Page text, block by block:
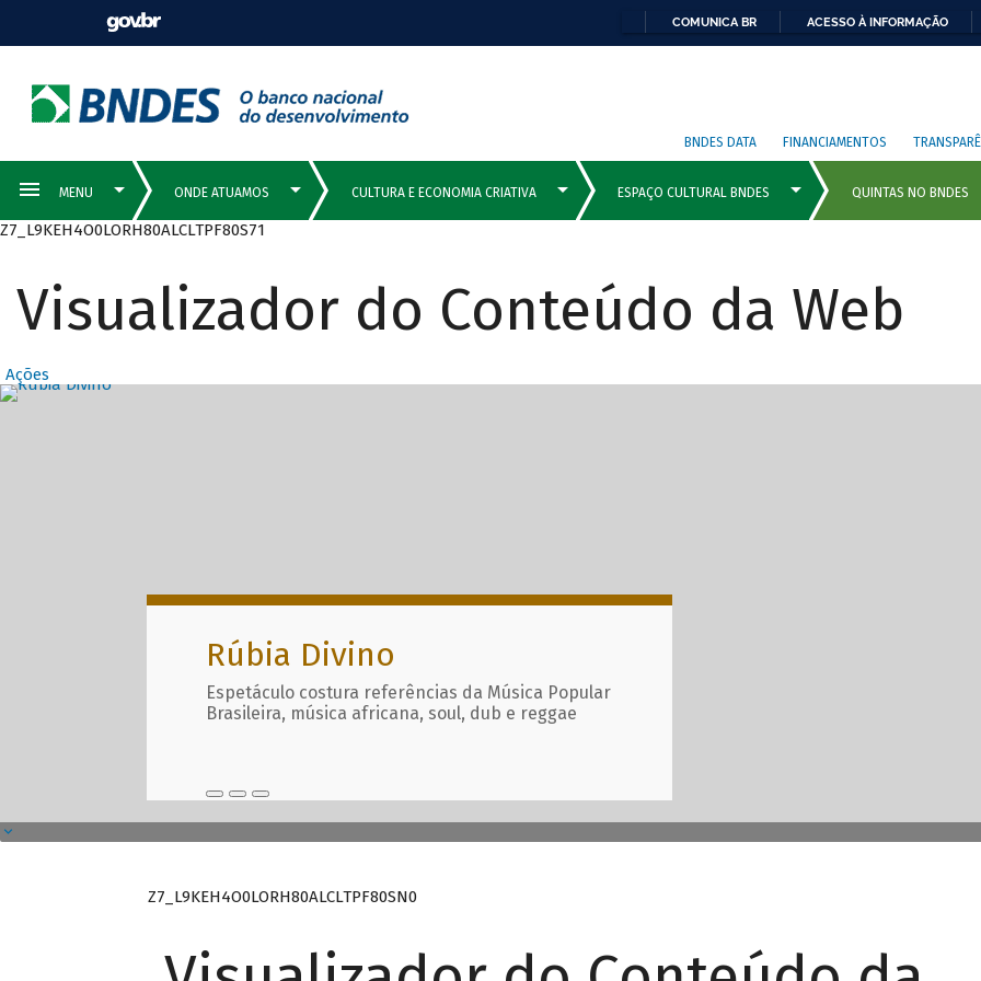
COMUNICA BR ACESSO À INFORMAÇÃO
BNDES DATA FINANCIAMENTOS
Z7_L9KEH4O0LORH80ALCLTPF80S71
Visualizador do Conteúdo da Web
Ações
Destaques Principais com
Rúbia Divino
Espetáculo costura referências da Música Popular
Brasileira, música africana, soul, dub e reggae
Z7_L9KEH4O0LORH80ALCLTPF80SN0